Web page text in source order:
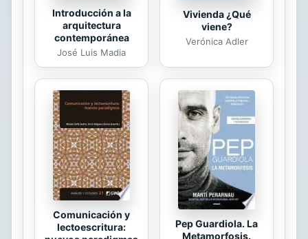
Introducción a la
arquitectura
contemporánea
José Luis Madia
Vivienda ¿Qué
viene?
Verónica Adler
Comunicación y
lectoescritura:
Pep Guardiola. La
Metamorfosis.